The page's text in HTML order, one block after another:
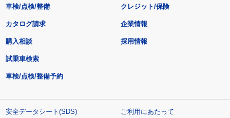
車検/点検/整備 クレジット/保険
カタログ請求
購入相談
試乗車検索
車検/点検/整備予約
企業情報
採用情報
安全データシート(SDS)
ご利用にあたって